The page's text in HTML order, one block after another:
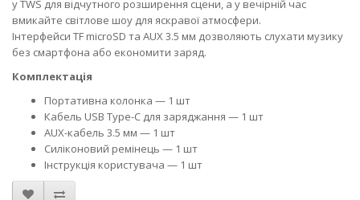
у TWS для відчутного розширення сцени, а у вечірній час
вмикайте світлове шоу для яскравої атмосфери.
Інтерфейси TF microSD та AUX 3.5 мм дозволяють слухати музику
без смартфона або економити заряд.
Комплектація
Портативна колонка — 1 шт
Кабель USB Type-C для заряджання — 1 шт
AUX-кабель 3.5 мм — 1 шт
Силіконовий ремінець — 1 шт
Інструкція користувача — 1 шт